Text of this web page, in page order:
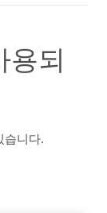
용되
습니다.